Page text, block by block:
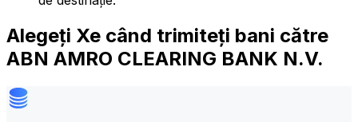
Alegeți Xe când trimiteți bani către
ABN AMRO CLEARING BANK N.V.